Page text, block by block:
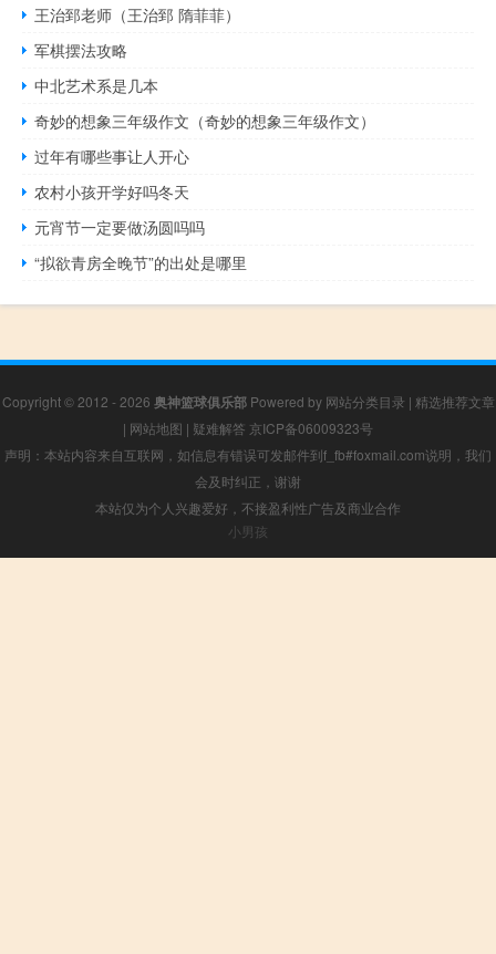
王治郅老师（王治郅 隋菲菲）
军棋摆法攻略
中北艺术系是几本
奇妙的想象三年级作文（奇妙的想象三年级作文）
过年有哪些事让人开心
农村小孩开学好吗冬天
元宵节一定要做汤圆吗吗
“拟欲青房全晚节”的出处是哪里
Copyright © 2012 - 2026 奥神篮球俱乐部Powered by 网站分类目录 | 精选推荐文章
| 网站地图 | 疑难解答 京ICP备06009323号
声明：本站内容来自互联网，如信息有错误可发邮件到f_fb#foxmail.com说明，我们
会及时纠正，谢谢
本站仅为个人兴趣爱好，不接盈利性广告及商业合作
小男孩